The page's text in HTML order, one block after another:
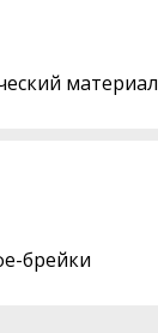
материал
брейки